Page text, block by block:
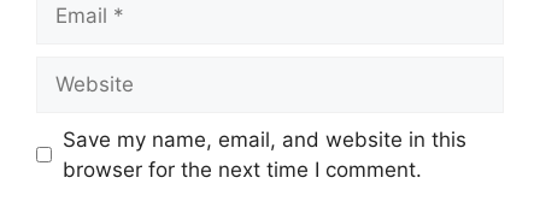
Save my name, email, and website in this
browser for the next time I comment.